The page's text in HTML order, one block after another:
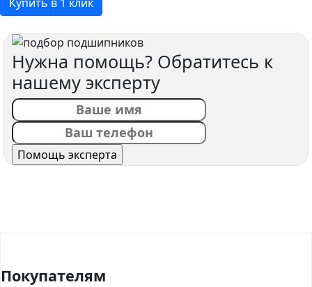
Нужна помощь? Обратитесь к
нашему эксперту
Покупателям